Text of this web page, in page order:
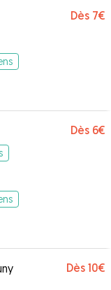
à la maison et au
recommande les
Dès 7€
Dès 6€
Dès 10€